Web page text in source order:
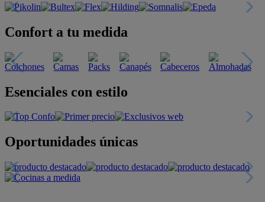
Confort a tu medida
Esenciales con estilo
Oportunidades únicas